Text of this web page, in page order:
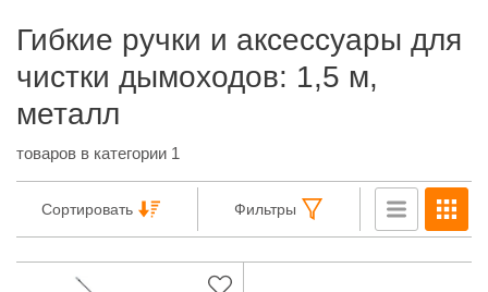
Гибкие ручки и аксессуары для
чистки дымоходов: 1,5 м,
металл
товаров в категории 1
Сортировать Фильтры